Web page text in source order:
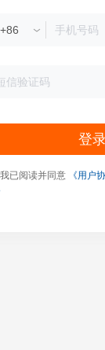
登
我已阅读并同意 《用户